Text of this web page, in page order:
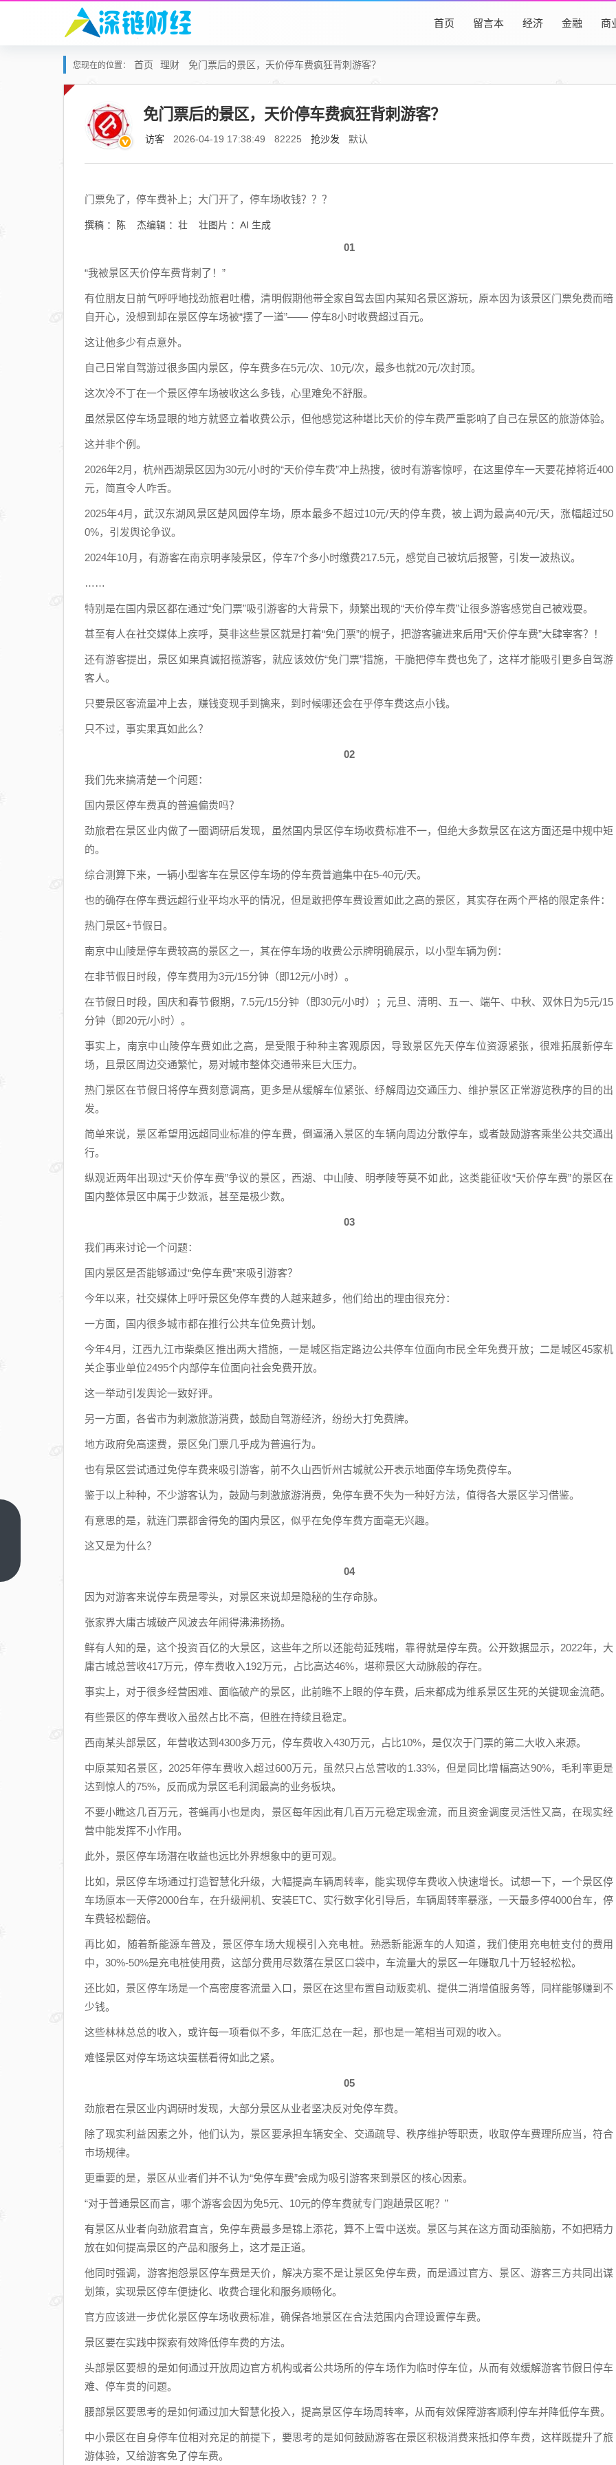
首页 留言本 经济 金融 商
您现在的位置： 首页 理财 免门票后的景区，天价停车费疯狂背刺游客？
免门票后的景区，天价停车费疯狂背刺游客？
访客 2026-04-19 17:38:49 82225 抢沙发 默认
门票免了，停车费补上；大门开了，停车场收钱？？？
撰稿 ：陈 杰编辑 ：壮 壮图片 ：AI 生成
01
“我被景区天价停车费背刺了！”
有位朋友日前气呼呼地找劲旅君吐槽，清明假期他带全家自驾去国内某知名景区游玩，原本因为该景区门票免费而暗
自开心，没想到却在景区停车场被“摆了一道”—— 停车8小时收费超过百元。
这让他多少有点意外。
自己日常自驾游过很多国内景区，停车费多在5元/次、10元/次，最多也就20元/次封顶。
这次冷不丁在一个景区停车场被收这么多钱，心里难免不舒服。
虽然景区停车场显眼的地方就竖立着收费公示，但他感觉这种堪比天价的停车费严重影响了自己在景区的旅游体验。
这并非个例。
2026年2月，杭州西湖景区因为30元/小时的“天价停车费”冲上热搜，彼时有游客惊呼，在这里停车一天要花掉将近400
元，简直令人咋舌。
2025年4月，武汉东湖风景区楚风园停车场，原本最多不超过10元/天的停车费，被上调为最高40元/天，涨幅超过50
0%，引发舆论争议。
2024年10月，有游客在南京明孝陵景区，停车7个多小时缴费217.5元，感觉自己被坑后报警，引发一波热议。
……
特别是在国内景区都在通过“免门票”吸引游客的大背景下，频繁出现的“天价停车费”让很多游客感觉自己被戏耍。
甚至有人在社交媒体上疾呼，莫非这些景区就是打着“免门票”的幌子，把游客骗进来后用“天价停车费”大肆宰客？！
还有游客提出，景区如果真诚招揽游客，就应该效仿“免门票”措施，干脆把停车费也免了，这样才能吸引更多自驾游
客人。
只要景区客流量冲上去，赚钱变现手到擒来，到时候哪还会在乎停车费这点小钱。
只不过，事实果真如此么？
02
我们先来搞清楚一个问题：
国内景区停车费真的普遍偏贵吗？
劲旅君在景区业内做了一圈调研后发现，虽然国内景区停车场收费标准不一，但绝大多数景区在这方面还是中规中矩
的。
综合测算下来，一辆小型客车在景区停车场的停车费普遍集中在5-40元/天。
也的确存在停车费远超行业平均水平的情况，但是敢把停车费设置如此之高的景区，其实存在两个严格的限定条件：
热门景区+节假日。
南京中山陵是停车费较高的景区之一，其在停车场的收费公示牌明确展示，以小型车辆为例：
在非节假日时段，停车费用为3元/15分钟（即12元/小时）。
在节假日时段，国庆和春节假期，7.5元/15分钟（即30元/小时）；元旦、清明、五一、端午、中秋、双休日为5元/15
分钟（即20元/小时）。
事实上，南京中山陵停车费如此之高，是受限于种种主客观原因，导致景区先天停车位资源紧张，很难拓展新停车
场，且景区周边交通繁忙，易对城市整体交通带来巨大压力。
热门景区在节假日将停车费刻意调高，更多是从缓解车位紧张、纾解周边交通压力、维护景区正常游览秩序的目的出
发。
简单来说，景区希望用远超同业标准的停车费，倒逼涌入景区的车辆向周边分散停车，或者鼓励游客乘坐公共交通出
行。
纵观近两年出现过“天价停车费”争议的景区，西湖、中山陵、明孝陵等莫不如此，这类能征收“天价停车费”的景区在
国内整体景区中属于少数派，甚至是极少数。
03
我们再来讨论一个问题：
国内景区是否能够通过“免停车费”来吸引游客？
今年以来，社交媒体上呼吁景区免停车费的人越来越多，他们给出的理由很充分：
一方面，国内很多城市都在推行公共车位免费计划。
今年4月，江西九江市柴桑区推出两大措施，一是城区指定路边公共停车位面向市民全年免费开放；二是城区45家机
关企事业单位2495个内部停车位面向社会免费开放。
这一举动引发舆论一致好评。
另一方面，各省市为刺激旅游消费，鼓励自驾游经济，纷纷大打免费牌。
地方政府免高速费，景区免门票几乎成为普遍行为。
也有景区尝试通过免停车费来吸引游客，前不久山西忻州古城就公开表示地面停车场免费停车。
鉴于以上种种，不少游客认为，鼓励与刺激旅游消费，免停车费不失为一种好方法，值得各大景区学习借鉴。
有意思的是，就连门票都舍得免的国内景区，似乎在免停车费方面毫无兴趣。
这又是为什么？
04
因为对游客来说停车费是零头，对景区来说却是隐秘的生存命脉。
张家界大庸古城破产风波去年闹得沸沸扬扬。
鲜有人知的是，这个投资百亿的大景区，这些年之所以还能苟延残喘，靠得就是停车费。公开数据显示，2022年，大
庸古城总营收417万元，停车费收入192万元，占比高达46%，堪称景区大动脉般的存在。
事实上，对于很多经营困难、面临破产的景区，此前瞧不上眼的停车费，后来都成为维系景区生死的关键现金流葩。
有些景区的停车费收入虽然占比不高，但胜在持续且稳定。
西南某头部景区，年营收达到4300多万元，停车费收入430万元，占比10%，是仅次于门票的第二大收入来源。
中原某知名景区，2025年停车费收入超过600万元，虽然只占总营收的1.33%，但是同比增幅高达90%，毛利率更是
达到惊人的75%，反而成为景区毛利润最高的业务板块。
不要小瞧这几百万元，苍蝇再小也是肉，景区每年因此有几百万元稳定现金流，而且资金调度灵活性又高，在现实经
营中能发挥不小作用。
此外，景区停车场潜在收益也远比外界想象中的更可观。
比如，景区停车场通过打造智慧化升级，大幅提高车辆周转率，能实现停车费收入快速增长。试想一下，一个景区停
车场原本一天停2000台车，在升级闸机、安装ETC、实行数字化引导后，车辆周转率暴涨，一天最多停4000台车，停
车费轻松翻倍。
再比如，随着新能源车普及，景区停车场大规模引入充电桩。熟悉新能源车的人知道，我们使用充电桩支付的费用
中，30%-50%是充电桩使用费，这部分费用尽数落在景区口袋中，车流量大的景区一年赚取几十万轻轻松松。
还比如，景区停车场是一个高密度客流量入口，景区在这里布置自动贩卖机、提供二消增值服务等，同样能够赚到不
少钱。
这些林林总总的收入，或许每一项看似不多，年底汇总在一起，那也是一笔相当可观的收入。
难怪景区对停车场这块蛋糕看得如此之紧。
05
劲旅君在景区业内调研时发现，大部分景区从业者坚决反对免停车费。
除了现实利益因素之外，他们认为，景区要承担车辆安全、交通疏导、秩序维护等职责，收取停车费理所应当，符合
市场规律。
更重要的是，景区从业者们并不认为“免停车费”会成为吸引游客来到景区的核心因素。
“对于普通景区而言，哪个游客会因为免5元、10元的停车费就专门跑趟景区呢？”
有景区从业者向劲旅君直言，免停车费最多是锦上添花，算不上雪中送炭。景区与其在这方面动歪脑筋，不如把精力
放在如何提高景区的产品和服务上，这才是正道。
他同时强调，游客抱怨景区停车费是天价，解决方案不是让景区免停车费，而是通过官方、景区、游客三方共同出谋
划策，实现景区停车便捷化、收费合理化和服务顺畅化。
官方应该进一步优化景区停车场收费标准，确保各地景区在合法范围内合理设置停车费。
景区要在实践中探索有效降低停车费的方法。
头部景区要想的是如何通过开放周边官方机构或者公共场所的停车场作为临时停车位，从而有效缓解游客节假日停车
难、停车贵的问题。
腰部景区要思考的是如何通过加大智慧化投入，提高景区停车场周转率，从而有效保障游客顺利停车并降低停车费。
中小景区在自身停车位相对充足的前提下，要思考的是如何鼓励游客在景区积极消费来抵扣停车费，这样既提升了旅
游体验，又给游客免了停车费。